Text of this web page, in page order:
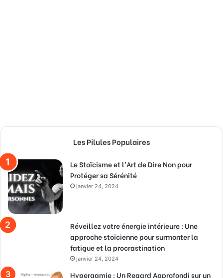
Les Pilules Populaires
Le Stoïcisme et l’Art de Dire Non pour
Protéger sa Sérénité
janvier 24, 2024
Réveillez votre énergie intérieure : Une
approche stoïcienne pour surmonter la
fatigue et la procrastination
janvier 24, 2024
Hypergamie : Un Regard Approfondi sur un